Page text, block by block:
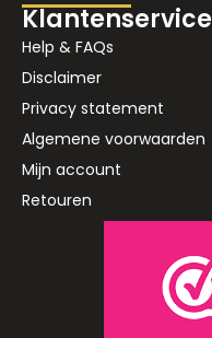
Klantenservice
Help & FAQs
Disclaimer
Privacy statement
Algemene voorwaarden
Mijn account
Retouren